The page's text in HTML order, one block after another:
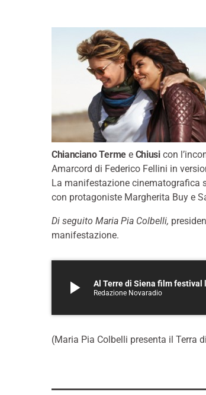
Chianciano TermeeChiusicon
Amarcord di Federico Fellini in
La manifestazione cinematografica
con protagoniste Margherita Buy e
Di seguito Maria Pia Colbelli,
manifestazione.
play_arrow Al Terre di Siena film festival
Redazione Novaradio
(Maria Pia Colbelli presenta il Terra